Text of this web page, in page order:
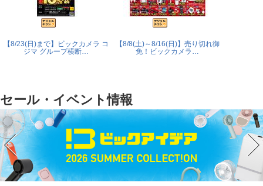
【8/23(日)まで】ビックカメラ コ
ジマ グループ横断…
【8/8(土)～8/16(日)】売り切れ御
免！ビックカメラ…
セール・イベント情報